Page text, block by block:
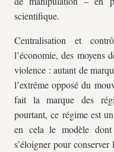
scientifique.
Centralisation et
l’économie, des moyens
violence : autant de
l’extrême opposé du
fait la marque des
pourtant, ce régime est
en cela le modèle
s’éloigner pour